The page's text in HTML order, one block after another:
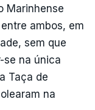
Marinhense
ambos, em
sem que
se na única
Taça de
na